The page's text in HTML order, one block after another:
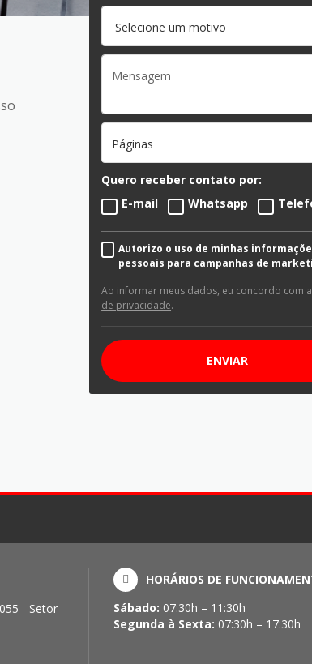
Páginas
Quero receber contato por:
E-mail
Whatsapp
Autorizo o uso de minhas
pessoais para campanhas de
Ao informar meus dados, eu concordo com a
de privacidade.
ENVIAR
- Setor
HORÁRIOS DE
Sábado: 07:30h – 11:30h
Segunda à Sexta: 07:30h – 17:30h